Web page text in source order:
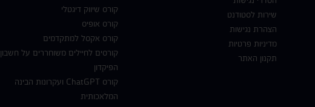
שירות לסטודנט
הצהרת נגישות
מדיניות פרטיות
תקנון האתר
קורס שיווק דיגטלי
קורס אופיס
קורס אקסל למתקדמים
קורסים לחיילים משוחררים על חשבון
הפיקדון
קורס ChatGPT ועקרונות הבינה
המלאכותית